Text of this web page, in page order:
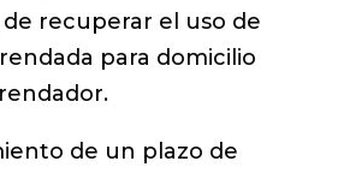
recuperar el uso de
para domicilio
de un plazo de